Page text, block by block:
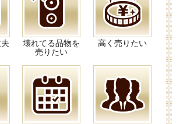
壊れてる品物を
売りたい
高く売りたい